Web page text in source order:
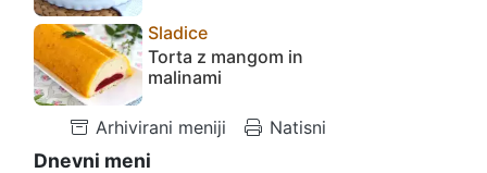
Sladice
Torta z mangom in
malinami
Arhivirani meniji Natisni
Dnevni meni